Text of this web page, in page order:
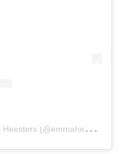
E
en bericht gedeeld door Emma Heesters (@emmaheesters)